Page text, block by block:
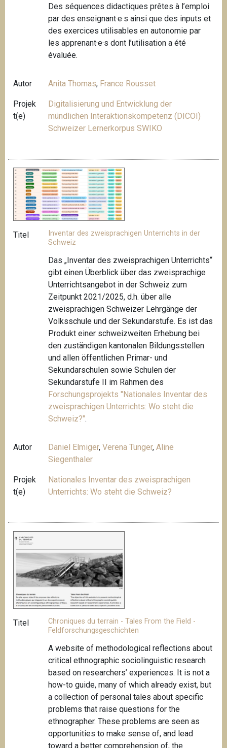
Des séquences didactiques prêtes à l’emploi
par des enseignant·e·s ainsi que des inputs et
des exercices utilisables en autonomie par
les apprenant·e·s dont l’utilisation a été
évaluée.
Autor Anita Thomas, France Rousset
Projek
t(e)
Digitalisierung und Entwicklung der
mündlichen Interaktionskompetenz (DICOI)
Schweizer Lernerkorpus SWIKO
Titel
Inventar des zweisprachigen Unterrichts in der
Schweiz
Das „Inventar des zweisprachigen Unterrichts“
gibt einen Überblick über das zweisprachige
Unterrichtsangebot in der Schweiz zum
Zeitpunkt 2021/2025, d.h. über alle
zweisprachigen Schweizer Lehrgänge der
Volksschule und der Sekundarstufe. Es ist das
Produkt einer schweizweiten Erhebung bei
den zuständigen kantonalen Bildungsstellen
und allen öffentlichen Primar- und
Sekundarschulen sowie Schulen der
Sekundarstufe II im Rahmen des
Forschungsprojekts " Nationales Inventar des
zweisprachigen Unterrichts: Wo steht die
Schweiz?".
Autor Daniel Elmiger,Verena Tunger,Aline
Siegenthaler
Projek
t(e)
Nationales Inventar des zweisprachigen
Unterrichts: Wo steht die Schweiz?
Titel
Chroniques du terrain - Tales From the Field -
Feldforschungsgeschichten
A website of methodological reflections about
critical ethnographic sociolinguistic research
based on researchers’ experiences. It is not a
how-to guide, many of which already exist, but
a collection of personal tales about specific
problems that raise questions for the
ethnographer. These problems are seen as
opportunities to make sense of, and lead
toward a better comprehension of, the